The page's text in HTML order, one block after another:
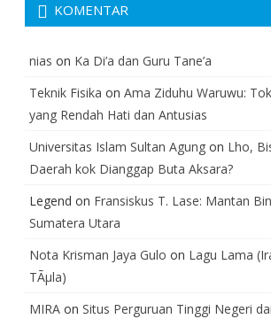
KOMENTAR
nias on Ka Di’a dan Guru Tane’a
Teknik Fisika on Ama Ziduhu Waruwu:
yang Rendah Hati dan Antusias
Universitas Islam Sultan Agung on Lho,
Daerah kok Dianggap Buta Aksara?
Legend on Fransiskus T. Lase: Mantan
Sumatera Utara
Nota Krisman Jaya Gulo on Lagu Lama
TÃµla)
MIRA on Situs Perguruan Tinggi Negeri